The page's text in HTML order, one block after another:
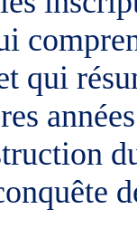
qui